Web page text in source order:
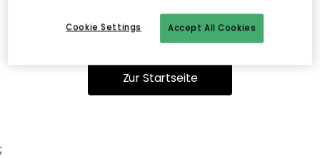
Sie können auf unserer Startseiteweiter navigieren.
Zur Startseite
;
Accept All Cookies
Cookie Settings